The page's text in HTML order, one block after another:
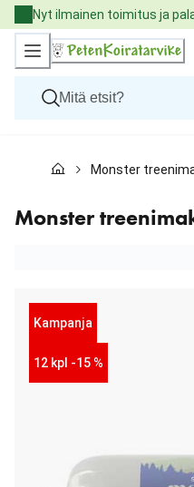
Skip
to
Content
Nyt ilmainen toimitus ja
Kissat
Eläinlääkäriruoat
Tuotemerkit
Monster
Monster
Kampanja
12 kpl -15 %